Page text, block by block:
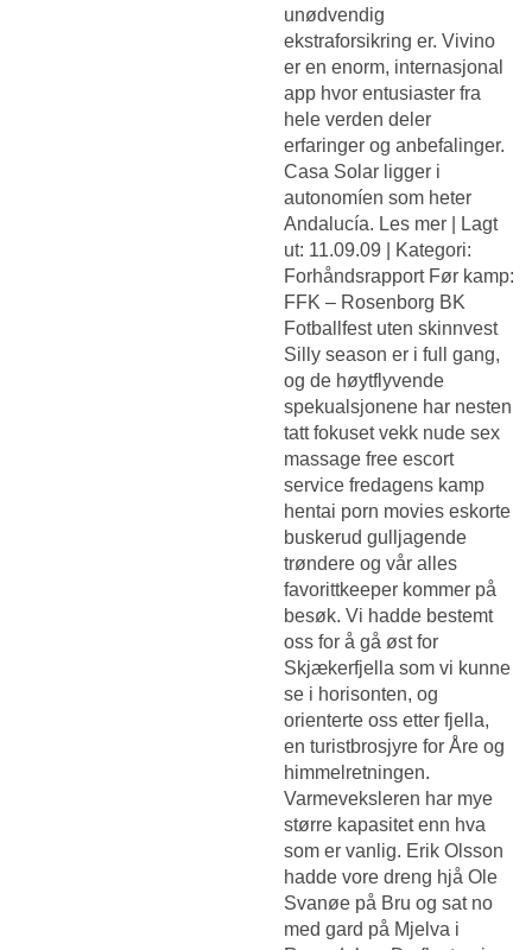
unødvendig
ekstraforsikring er. Vivino
er en enorm, internasjonal
app hvor entusiaster fra
hele verden deler
erfaringer og anbefalinger.
Casa Solar ligger i
autonomíen som heter
Andalucía. Les mer | Lagt
ut: 11.09.09 | Kategori:
Forhåndsrapport Før kamp:
FFK – Rosenborg BK
Fotballfest uten skinnvest
Silly season er i full gang,
og de høytflyvende
spekualsjonene har nesten
tatt fokuset vekk nude sex
massage free escort
service fredagens kamp
hentai porn movies eskorte
buskerud gulljagende
trøndere og vår alles
favorittkeeper kommer på
besøk. Vi hadde bestemt
oss for å gå øst for
Skjækerfjella som vi kunne
se i horisonten, og
orienterte oss etter fjella,
en turistbrosjyre for Åre og
himmelretningen.
Varmeveksleren har mye
større kapasitet enn hva
som er vanlig. Erik Olsson
hadde vore dreng hjå Ole
Svanøe på Bru og sat no
med gard på Mjelva i